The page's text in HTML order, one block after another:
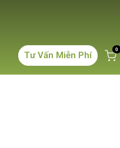
Tư Vấn Miễn Phí
0